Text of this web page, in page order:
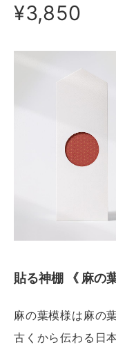
¥3,850
貼る神棚 《 麻の
麻の葉模様は麻の
古くから伝わる日